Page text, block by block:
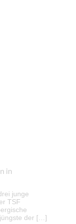
in
junge
TSF
der […]